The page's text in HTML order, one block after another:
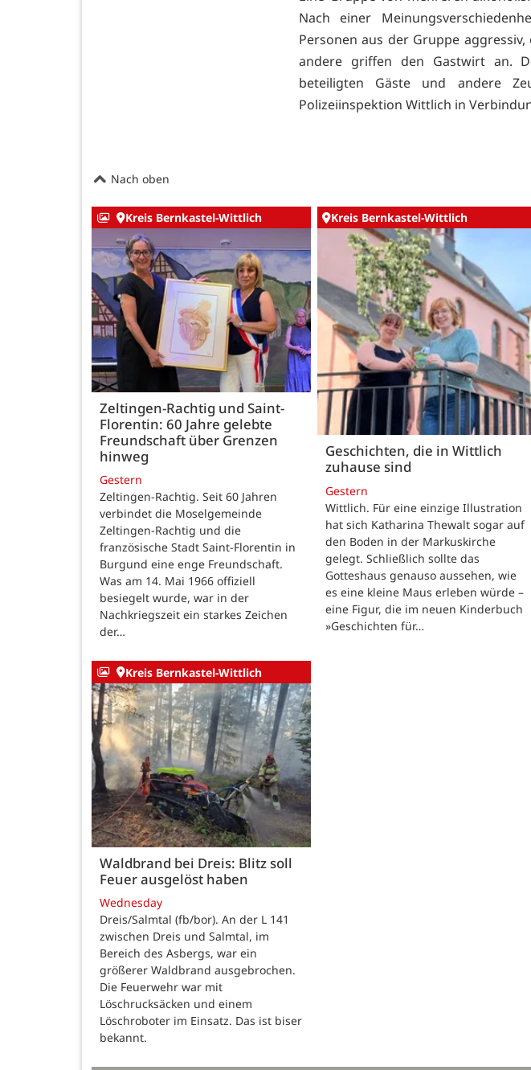
Nach einer
Personen aus der Gruppe
andere griffen den Gastwirt an.
beteiligten Gäste und andere
Polizeiinspektion Wittlich in
Nach oben
Kreis Bernkastel-Wittlich
Zeltingen-Rachtig und Saint-
Florentin: 60 Jahre gelebte
Freundschaft über Grenzen
hinweg
Gestern
Zeltingen-Rachtig. Seit 60 Jahren
verbindet die Moselgemeinde
Zeltingen-Rachtig und die
französische Stadt Saint-Florentin in
Burgund eine enge Freundschaft.
Was am 14. Mai 1966 offiziell
besiegelt wurde, war in der
Nachkriegszeit ein starkes Zeichen
der…
Kreis Bernkastel-Wittlich
Geschichten, die in Wittlich
zuhause sind
Gestern
Wittlich. Für eine einzige Illustration
hat sich Katharina Thewalt sogar auf
den Boden in der Markuskirche
gelegt. Schließlich sollte das
Gotteshaus genauso aussehen, wie
es eine kleine Maus erleben würde –
eine Figur, die im neuen Kinderbuch
»Geschichten für…
Kreis Bernkastel-Wittlich
Waldbrand bei Dreis: Blitz soll
Feuer ausgelöst haben
Wednesday
Dreis/Salmtal (fb/bor). An der L 141
zwischen Dreis und Salmtal, im
Bereich des Asbergs, war ein
größerer Waldbrand ausgebrochen.
Die Feuerwehr war mit
Löschrucksäcken und einem
Löschroboter im Einsatz. Das ist biser
bekannt.